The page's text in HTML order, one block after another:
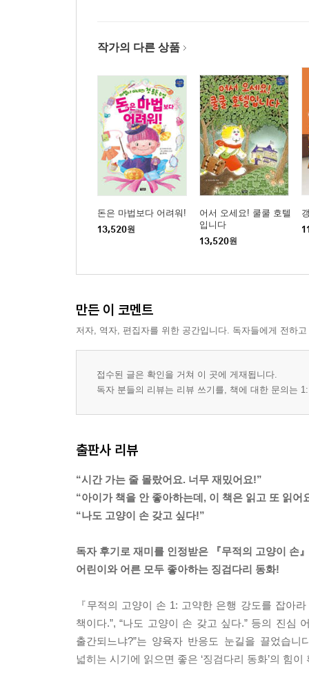
작가의 다른 상품
돈은 마법보다 어려워!
13,520원
어서 오세요! 쿨쿨 호텔
입니다
13,520원
만든 이 코멘트
저자, 역자, 편집자를 위한 공간입니다. 독자들에게 전하
접수된 글은 확인을 거쳐 이 곳에 게재됩니다.
독자 분들의 리뷰는 리뷰 쓰기를, 책에 대한 문의는
출판사 리뷰
“시간 가는 줄 몰랐어요. 너무 재밌어요!”
“아이가 책을 안 좋아하는데, 이 책은 읽고 또 읽어
“나도 고양이 손 갖고 싶다!”
독자 후기로 재미를 인정받은 『무적의 고양이 손
어린이와 어른 모두 좋아하는 징검다리 동화!
『무적의 고양이 손 1: 고약한 은행 강도를 잡아
책이다.”, “나도 고양이 손 갖고 싶다.” 등의 진심
출간되느냐?”는 양육자 반응도 눈길을 끌었습
넓히는 시기에 읽으면 좋은 ‘징검다리 동화’의 힘